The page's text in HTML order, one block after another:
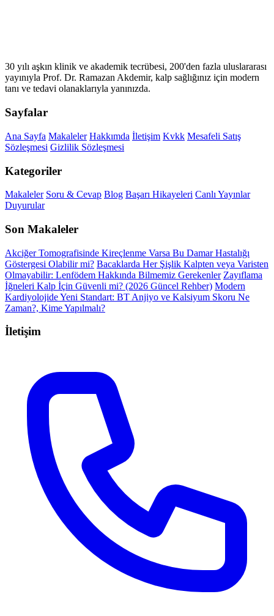
30 yılı aşkın klinik ve akademik tecrübesi, 200'den fazla uluslararası
yayınıyla Prof. Dr. Ramazan Akdemir, kalp sağlığınız için modern
tanı ve tedavi olanaklarıyla yanınızda.
Sayfalar
Ana Sayfa Makaleler Hakkımda İletişim Kvkk Mesafeli Satış
Sözleşmesi Gizlilik Sözleşmesi
Kategoriler
Makaleler Soru & Cevap Blog Başarı Hikayeleri Canlı Yayınlar
Duyurular
Son Makaleler
Akciğer Tomografisinde Kireçlenme Varsa Bu Damar Hastalığı
Göstergesi Olabilir mi? Bacaklarda Her Şişlik Kalpten veya Varisten
Olmayabilir: Lenfödem Hakkında Bilmemiz Gerekenler Zayıflama
İğneleri Kalp İçin Güvenli mi? (2026 Güncel Rehber) Modern
Kardiyolojide Yeni Standart: BT Anjiyo ve Kalsiyum Skoru Ne
Zaman?, Kime Yapılmalı?
İletişim